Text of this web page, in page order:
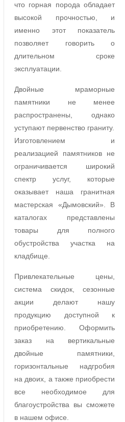
что горная порода обладает
высокой прочностью, и
именно этот показатель
позволяет говорить о
длительном сроке
эксплуатации.
Двойные мраморные
памятники не менее
распространены, однако
уступают первенство граниту.
Изготовлением и
реализацией памятников не
ограничивается широкий
спектр услуг, которые
оказывает наша гранитная
мастерская «Дымовский». В
каталогах представлены
товары для полного
обустройства участка на
кладбище.
Привлекательные цены,
система скидок, сезонные
акции делают нашу
продукцию доступной к
приобретению. Оформить
заказ на вертикальные
двойные памятники,
горизонтальные надгробия
на двоих, а также приобрести
все необходимое для
благоустройства вы сможете
в нашем офисе.